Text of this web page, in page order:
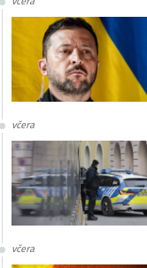
včera
včera